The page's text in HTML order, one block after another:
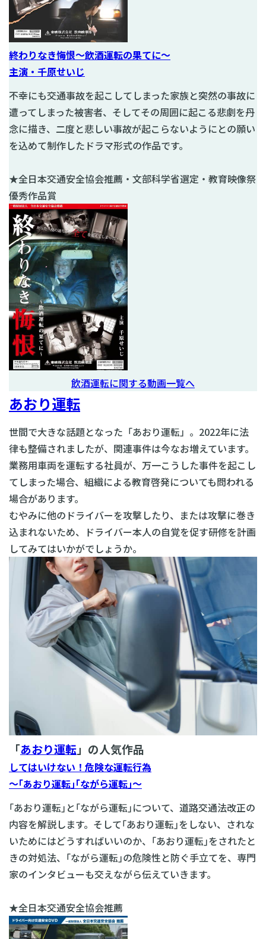
終わりなき悔恨～飲酒運転の果てに～
主演・千原せいじ
不幸にも交通事故を起こしてしまった家族と突然の事故に
遭ってしまった被害者、そしてその周囲に起こる悲劇を丹
念に描き、二度と悲しい事故が起こらないようにとの願い
を込めて制作したドラマ形式の作品です。
★全日本交通安全協会推薦・文部科学省選定・教育映像祭
優秀作品賞
飲酒運転に関する動画一覧へ
あおり運転
世間で大きな話題となった「あおり運転」。2022年に法
律も整備されましたが、関連事件は今なお増えています。
業務用車両を運転する社員が、万一こうした事件を起こし
てしまった場合、組織による教育啓発についても問われる
場合があります。
むやみに他のドライバーを攻撃したり、または攻撃に巻き
込まれないため、ドライバー本人の自覚を促す研修を計画
してみてはいかがでしょうか。
「あおり運転」の人気作品
してはいけない！危険な運転行為
～｢あおり運転｣｢ながら運転｣～
｢あおり運転｣と｢ながら運転｣について、道路交通法改正の
内容を解説します。そして｢あおり運転｣をしない、されな
いためにはどうすればいいのか、｢あおり運転｣をされたと
きの対処法、｢ながら運転｣の危険性と防ぐ手立てを、専門
家のインタビューも交えながら伝えていきます。
★全日本交通安全協会推薦